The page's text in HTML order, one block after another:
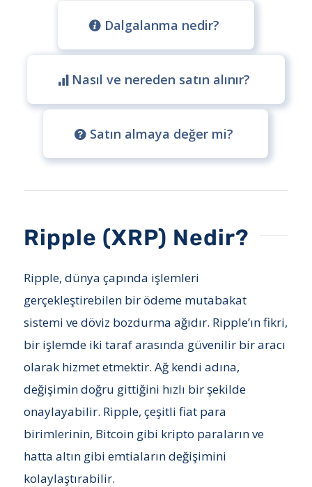
Dalgalanma nedir?
Nasıl ve nereden satın alınır?
Satın almaya değer mi?
Ripple (XRP) Nedir?
Ripple, dünya çapında işlemleri
gerçekleştirebilen bir ödeme mutabakat
sistemi ve döviz bozdurma ağıdır. Ripple’ın fikri,
bir işlemde iki taraf arasında güvenilir bir aracı
olarak hizmet etmektir. Ağ kendi adına,
değişimin doğru gittiğini hızlı bir şekilde
onaylayabilir. Ripple, çeşitli fiat para
birimlerinin, Bitcoin gibi kripto paraların ve
hatta altın gibi emtiaların değişimini
kolaylaştırabilir.